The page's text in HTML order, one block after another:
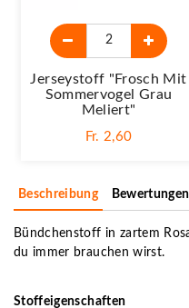
Jerseystoff "Frosch Mit
Sommervogel Grau
Meliert"
Fr. 2,60
Beschreibung
Bündchenstoff in zartem
du immer brauchen wirst.
Stoffeigenschaften